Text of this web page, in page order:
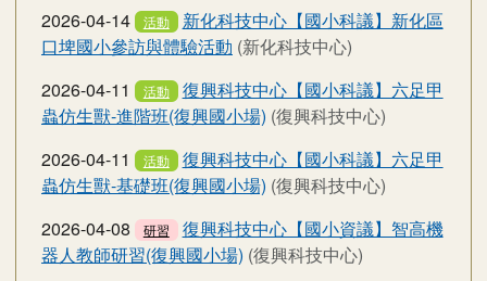
2026-04-14
活動
新化科技中心【國小科議】新化區
口埤國小參訪與體驗活動 (新化科技中心)
2026-04-11
活動
復興科技中心【國小科議】六足甲
蟲仿生獸-進階班(復興國小場) (復興科技中心)
2026-04-11
活動
復興科技中心【國小科議】六足甲
蟲仿生獸-基礎班(復興國小場) (復興科技中心)
2026-04-08
研習
復興科技中心【國小資議】智高機
器人教師研習(復興國小場) (復興科技中心)